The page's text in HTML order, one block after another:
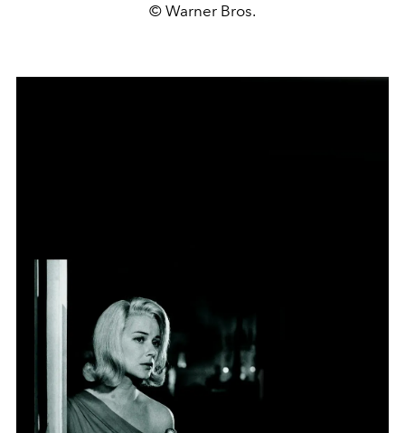
© Warner Bros.